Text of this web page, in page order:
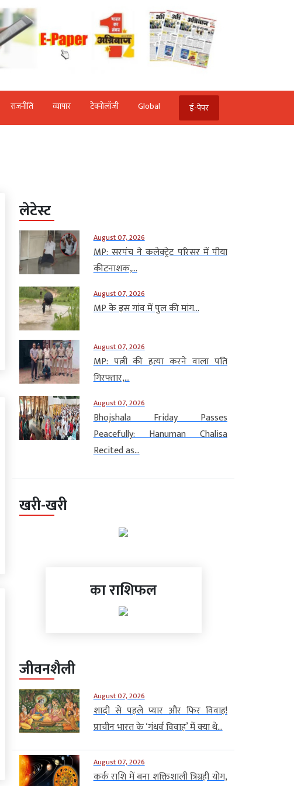
राजनीति व्‍यापार टेक्‍नोलॉजी Global ई-पेपर
लेटेस्ट
August 07, 2026
MP: सरपंच ने कलेक्ट्रेट परिसर में पीया
कीटनाशक,...
August 07, 2026
MP के इस गांव में पुल की मांग...
August 07, 2026
MP: पत्नी की हत्या करने वाला पति
गिरफ्तार,...
August 07, 2026
Bhojshala Friday Passes
Peacefully: Hanuman Chalisa
Recited as...
खरी-खरी
का राशिफल
जीवनशैली
August 07, 2026
शादी से पहले प्यार और फिर विवाह!
प्राचीन भारत के ‘गंधर्व विवाह’ में क्या थे...
August 07, 2026
कर्क राशि में बना शक्तिशाली त्रिग्रही योग,